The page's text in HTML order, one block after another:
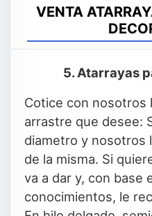
VENTA
5. Atarrayas
Cotice con nosotros
arrastre que desee:
diametro y nosotros
de la misma. Si
va a dar y, con base
conocimientos, le